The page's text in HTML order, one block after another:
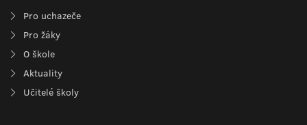
Pro uchazeče
Pro žáky
O škole
Aktuality
Učitelé školy